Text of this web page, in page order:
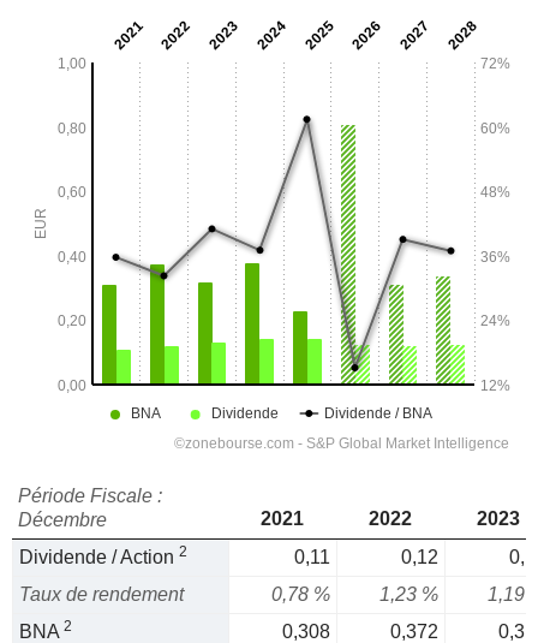
Période Fiscale :
Décembre
2021 2022
2023
Dividende / Action 2 0,11 0,12
Taux de rendement
0,78 % 1,23 %
1,19
BNA 2 0,308 0,372